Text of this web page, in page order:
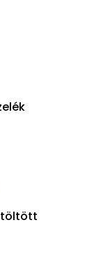
töltött